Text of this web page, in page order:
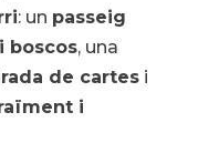
: un passeig
boscos, una
de cartesi
i